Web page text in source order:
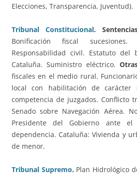
Elecciones, Transparencia, Juventud).
Tribunal Constitucional.
Bonificación fiscal sucesiones.
Responsabilidad civil. Estatuto del
Cataluña. Suministro eléctrico.
fiscales en el medio rural.
local con habilitación de carácter
competencia de juzgados. Conflicto
Senado sobre Navegación Aérea.
Presidente del Gobierno ante el
dependencia. Cataluña: Vivienda y
de menor.
Tribunal Supremo. Plan Hidrológico